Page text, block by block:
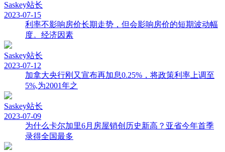
Saskey站长
2023-07-15
利率不影响房价长期走势，但会影响房价的短期波动幅
度。经济因素
Saskey站长
2023-07-12
加拿大央行刚又宣布再加息0.25%，将政策利率上调至
5%,为2001年之
Saskey站长
2023-07-09
为什么卡尔加里6月房屋销创历史新高？亚省今年首季
录得全国最多